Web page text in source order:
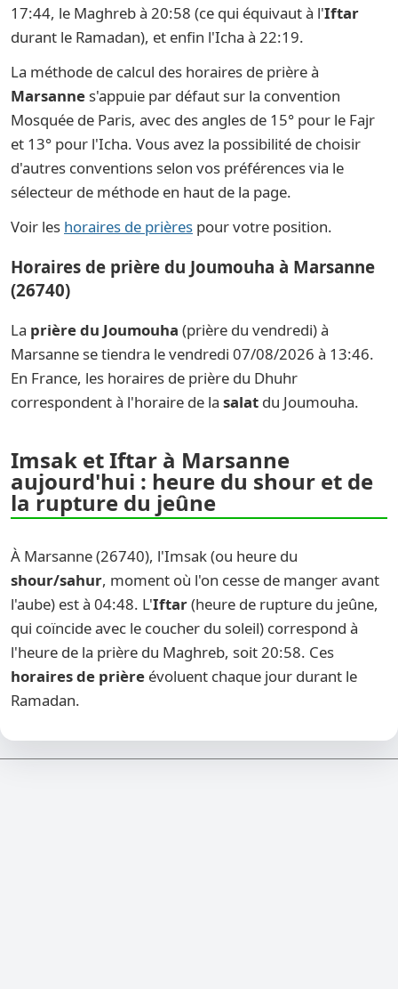
17:44, le Maghreb à 20:58 (ce qui équivaut à l'Iftar
durant le Ramadan), et enfin l'Icha à 22:19.
La méthode de calcul des horaires de prière à
Marsanne s'appuie par défaut sur la convention
Mosquée de Paris, avec des angles de 15° pour le Fajr
et 13° pour l'Icha. Vous avez la possibilité de choisir
d'autres conventions selon vos préférences via le
sélecteur de méthode en haut de la page.
Voir les horaires de prières pour votre position.
Horaires de prière du Joumouha à Marsanne
(26740)
La prière du Joumouha (prière du vendredi) à
Marsanne se tiendra le vendredi 07/08/2026 à 13:46.
En France, les horaires de prière du Dhuhr
correspondent à l'horaire de la salat du Joumouha.
Imsak et Iftar à Marsanne
aujourd'hui : heure du shour et de
la rupture du jeûne
À Marsanne (26740), l'Imsak (ou heure du
shour/sahur, moment où l'on cesse de manger avant
l'aube) est à 04:48. L'Iftar(heure de rupture du jeûne,
qui coïncide avec le coucher du soleil) correspond à
l'heure de la prière du Maghreb, soit 20:58. Ces
horaires de prière évoluent chaque jour durant le
Ramadan.